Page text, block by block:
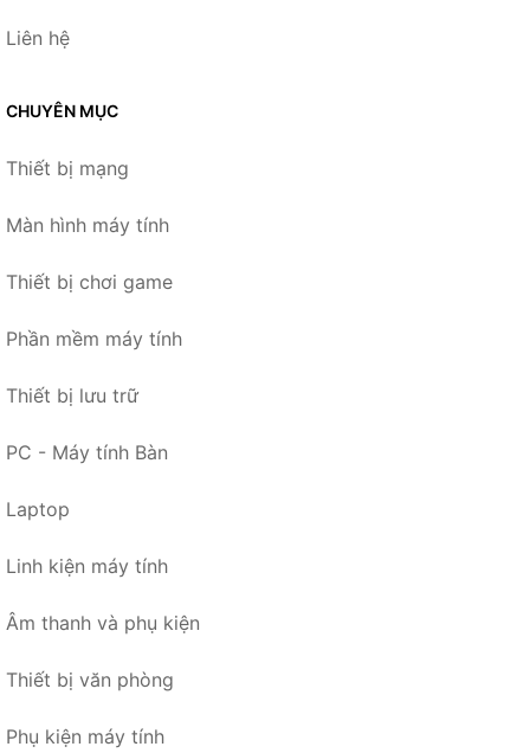
Liên hệ
CHUYÊN MỤC
Thiết bị mạng
Màn hình máy tính
Thiết bị chơi game
Phần mềm máy tính
Thiết bị lưu trữ
PC - Máy tính Bàn
Laptop
Linh kiện máy tính
Âm thanh và phụ kiện
Thiết bị văn phòng
Phụ kiện máy tính